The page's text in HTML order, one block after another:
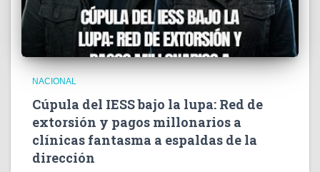
NACIONAL
Cúpula del IESS bajo la lupa: Red de
extorsión y pagos millonarios a
clínicas fantasma a espaldas de la
dirección